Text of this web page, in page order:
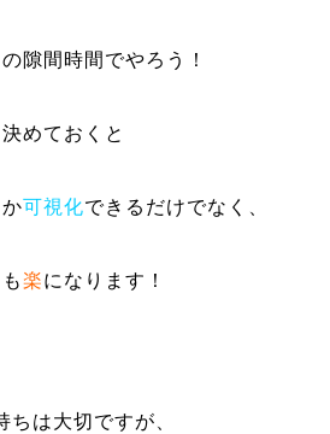
隙間時間でやろう！
めておくと
可視化できるだけでなく、
楽になります！
ちは大切ですが、